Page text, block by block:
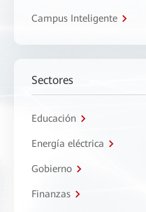
Campus Inteligente
Sectores
Educación
Energía eléctrica
Gobierno
Finanzas